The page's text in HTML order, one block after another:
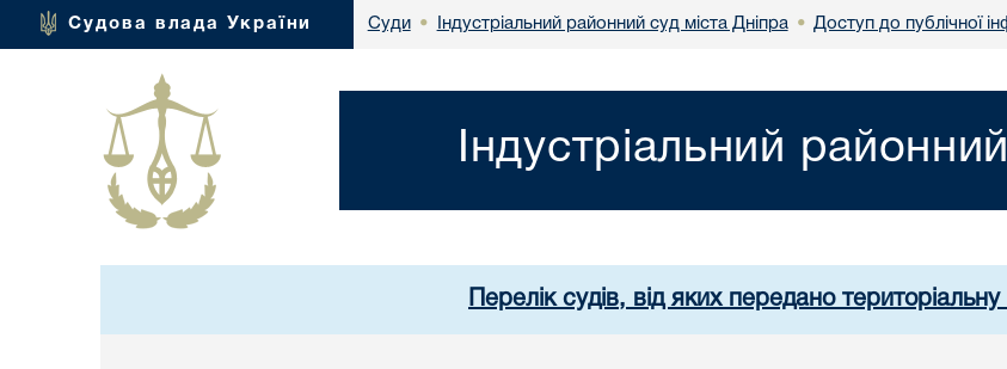
Судова влада України Суди • Індустріальний районний суд міста Дніпра • Доступ до публічної
Індустріальний
Перелік судів, від яких передано територіальну